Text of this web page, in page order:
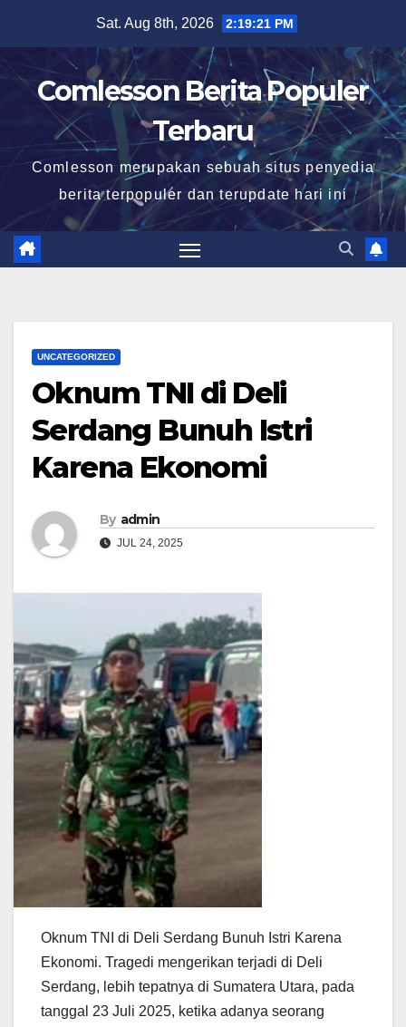
content
Sat. Aug 8th, 2026 2:19:23 PM
Comlesson Berita Populer
Terbaru
Comlesson merupakan sebuah situs penyedia
berita terpopuler dan terupdate hari ini
UNCATEGORIZED
Oknum TNI di Deli
Serdang Bunuh Istri
Karena Ekonomi
By admin
JUL 24, 2025
Oknum TNI di Deli Serdang Bunuh Istri Karena
Ekonomi. Tragedi mengerikan terjadi di Deli
Serdang, lebih tepatnya di Sumatera Utara, pada
tanggal 23 Juli 2025, ketika adanya seorang